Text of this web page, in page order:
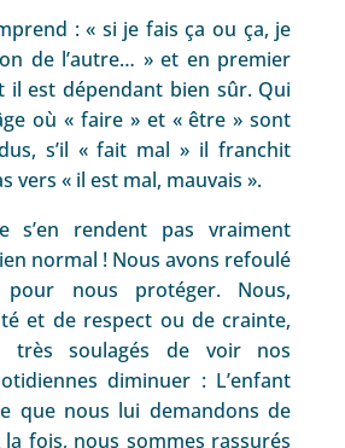
: « si je fais ça ou ça, je
de l’autre… » et en premier
il est dépendant bien sûr. Qui
où « faire » et « être » sont
s’il « fait mal » il franchit
vers « il est mal, mauvais ».
s’en rendent pas vraiment
normal ! Nous avons refoulé
nous protéger. Nous,
et de respect ou de crainte,
très soulagés de voir nos
diminuer : L’enfant
que nous lui demandons de
fois, nous sommes rassurés